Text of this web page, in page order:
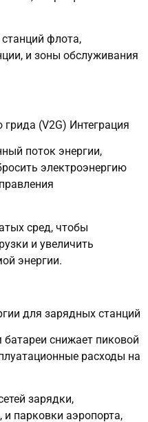
флота,
и зоны обслуживания
грида (V2G) Интеграция
поток энергии,
электроэнергию
сред, чтобы
и увеличить
энергии.
для зарядных станций
снижает пиковой
расходы на
зарядки,
парковки аэропорта,